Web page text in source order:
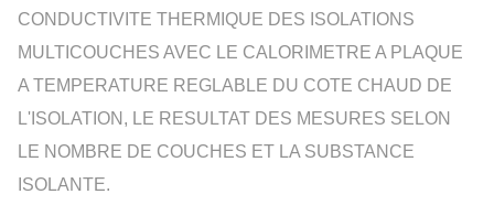
CONDUCTIVITE THERMIQUE DES ISOLATIONS
MULTICOUCHES AVEC LE CALORIMETRE A PLAQUE
A TEMPERATURE REGLABLE DU COTE CHAUD DE
L'ISOLATION, LE RESULTAT DES MESURES SELON
LE NOMBRE DE COUCHES ET LA SUBSTANCE
ISOLANTE.